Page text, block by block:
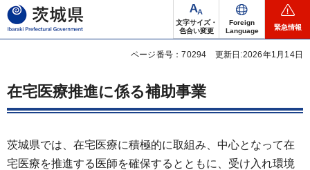
茨城県
文字サイズ・
色合い変更
Foreign
Language
緊急情報
ページ番号：70294 更新日:2026年1月14日
在宅医療推進に係る補助事業
茨城県では、在宅医療に積極的に取組み、中心となって在
宅医療を推進する医師を確保するとともに、受け入れ環境